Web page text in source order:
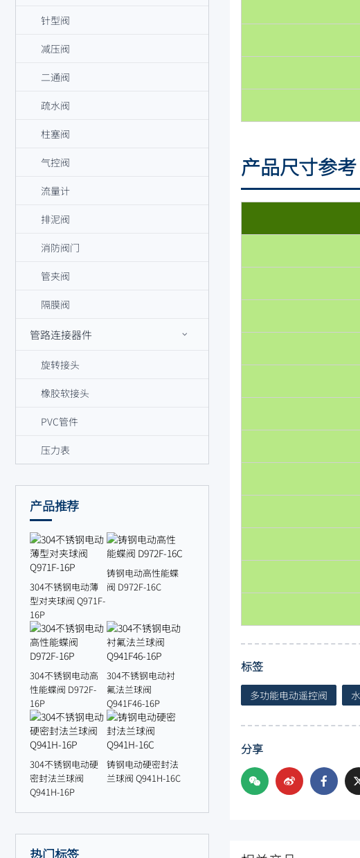
针型阀
减压阀
二通阀
疏水阀
柱塞阀
气控阀
流量计
排泥阀
消防阀门
管夹阀
隔膜阀
管路连接器件
旋转接头
橡胶软接头
PVC管件
压力表
产品推荐
304不锈钢电动薄
型对夹球阀 Q971F-
16P
铸钢电动高性能蝶
阀 D972F-16C
304不锈钢电动高
性能蝶阀 D972F-
16P
304不锈钢电动衬
氟法兰球阀
Q941F46-16P
304不锈钢电动硬
密封法兰球阀
Q941H-16P
铸钢电动硬密封法
兰球阀 Q941H-16C
热门标签
产品尺寸参考
标签
多功能电动遥控阀
分享